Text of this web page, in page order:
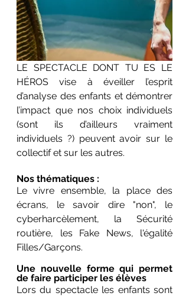
LE SPECTACLE DONT TU ES LE
HÉROS vise à éveiller l’esprit
d’analyse des enfants et démontrer
l’impact que nos choix individuels
(sont ils d’ailleurs vraiment
individuels ?) peuvent avoir sur le
collectif et sur les autres.
Nos thématiques :
Le vivre ensemble, la place des
écrans, le savoir dire "non", le
cyberharcèlement, la Sécurité
routière, les Fake News, l'égalité
Filles/Garçons.
Une nouvelle forme qui permet
de faire participer les élèves
Lors du spectacle les enfants sont